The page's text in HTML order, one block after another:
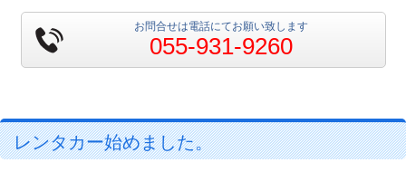
お問合せは電話にてお願い致します
055-931-9260
レンタカー始めました。